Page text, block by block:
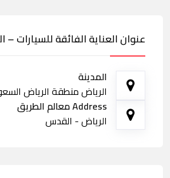
عنوان العناية الفائقة للسيارات –
المدينة
الرياض منطقة الرياض
Address معالم الطريق
الرياض - القدس